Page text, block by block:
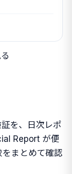
を、日次レポ
Report が便
まとめて確認